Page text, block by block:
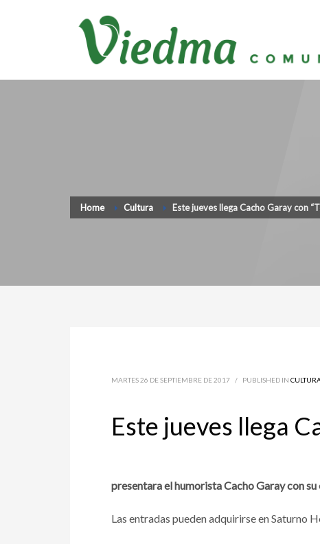
Home Cultura Este jueves llega Cacho Garay con
MARTES 26 DE SEPTIEMBRE DE 2017 / PUBLISHED IN
Este jueves llega
presentara el humorista Cacho Garay con
Las entradas pueden adquirirse en Saturno